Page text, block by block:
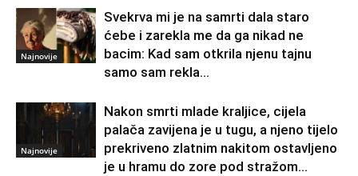
Najnovije
Svekrva mi je na samrti dala staro
ćebe i zarekla me da ga nikad ne
bacim: Kad sam otkrila njenu tajnu
samo sam rekla...
Najnovije
Nakon smrti mlade kraljice, cijela
palača zavijena je u tugu, a njeno tijelo
prekriveno zlatnim nakitom ostavljeno
je u hramu do zore pod stražom...